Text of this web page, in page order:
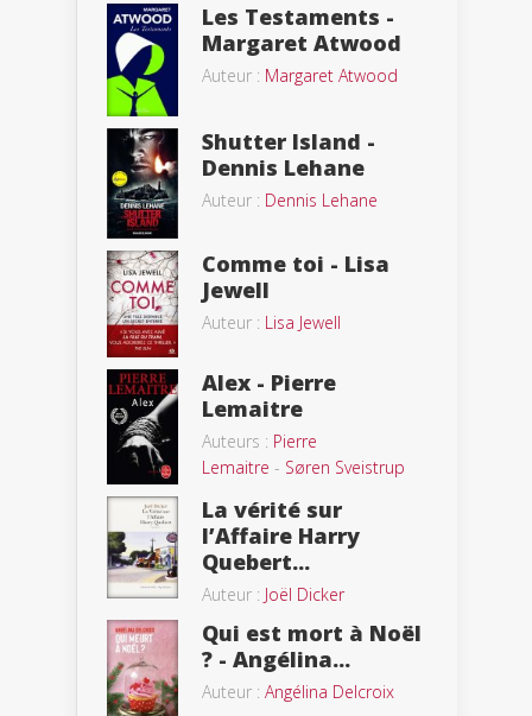
Les Testaments -
Margaret Atwood
Auteur : Margaret Atwood
Shutter Island -
Dennis Lehane
Auteur : Dennis Lehane
Comme toi - Lisa
Jewell
Auteur : Lisa Jewell
Alex - Pierre
Lemaitre
Auteurs : Pierre
Lemaitre - Søren Sveistrup
La vérité sur
l’Affaire Harry
Quebert...
Auteur : Joël Dicker
Qui est mort à Noël
? - Angélina...
Auteur : Angélina Delcroix